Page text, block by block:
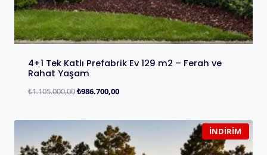
4+1 Tek Katlı Prefabrik Ev 129 m2 – Ferah ve
Rahat Yaşam
₺1.105.000,00₺986.700,00
İNDIRIM